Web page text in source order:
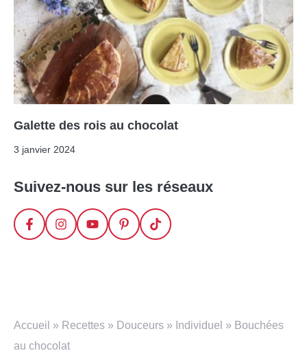
Galette des rois au chocolat
3 janvier 2024
Suivez-nous sur les réseaux
Accueil » Recettes » Douceurs » Individuel » Bouchées
au chocolat